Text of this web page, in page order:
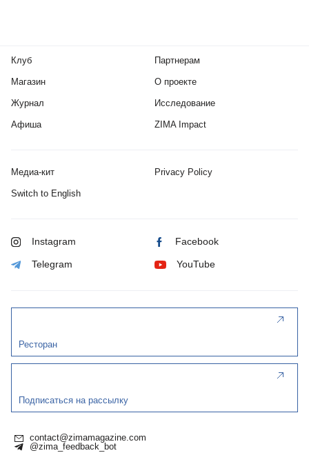
Клуб
Магазин
Журнал
Афиша
Партнерам
О проекте
Исследование
ZIMA Impact
Медиа-кит Privacy Policy
Switch to English
Instagram Facebook
Telegram YouTube
Ресторан
Подписаться на рассылку
contact@zimamagazine.com
@zima_feedback_bot